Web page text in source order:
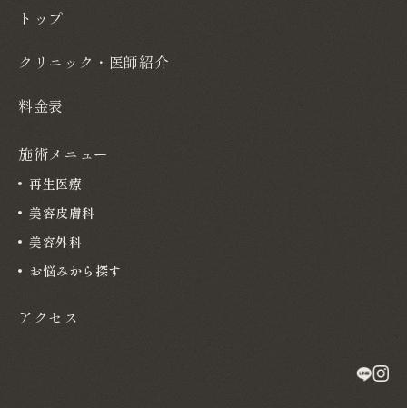
トップ
クリニック・医師紹介
料金表
施術メニュー
再生医療
美容皮膚科
美容外科
お悩みから探す
アクセス